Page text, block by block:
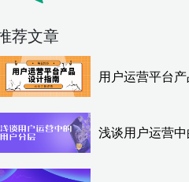
荐文章
用户运营平台
浅谈用户运营